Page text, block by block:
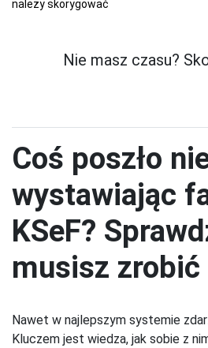
należy skorygować
Nie masz czasu?
Coś poszło
wystawiając
KSeF?
musisz zrobić
Nawet w najlepszym systemie
Kluczem jest wiedza, jak sobie z